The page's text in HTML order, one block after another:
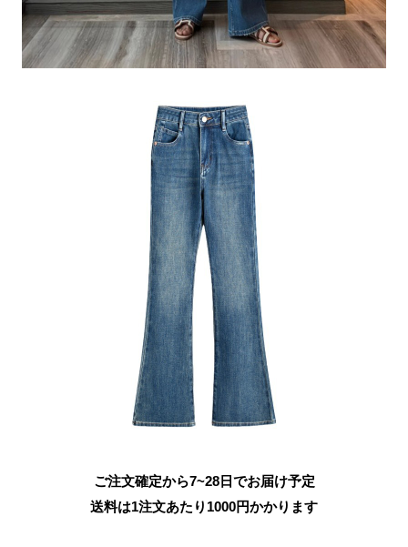
ご注文確定から7~28日でお届け予定
送料は1注文あたり 1000円かかります